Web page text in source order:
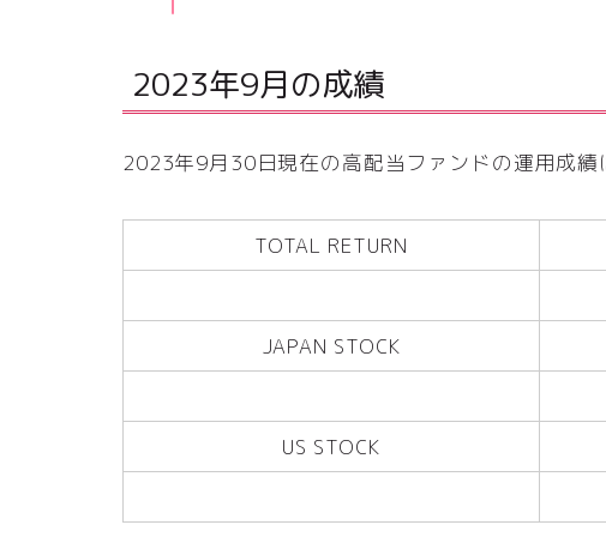
2023年9月の成績
2023年9月30日現在の高配当ファンドの運用成績
TOTAL RETURN
JAPAN STOCK
US STOCK